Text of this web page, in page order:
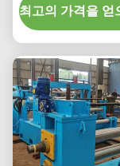
최고의 가격을 얻